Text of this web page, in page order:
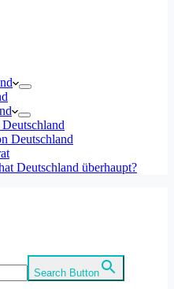
Deutschland
Deutschland überhaupt?
Search Button